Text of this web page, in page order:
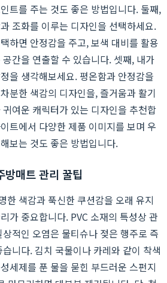
트를 주는 것도 좋은 방법입니다. 둘째,
조화를 이루는 디자인을 선택하세요.
하면 안정감을 주고, 보색 대비를 활용
간을 연출할 수 있습니다. 셋째, 내가
을 생각해보세요. 평온함과 안정감을
분한 색감의 디자인을, 즐거움과 활기
여운 캐릭터가 있는 디자인을 추천합
트에서 다양한 제품 이미지를 보며 우
보는 것도 좋은 방법입니다.
매트 관리 꿀팁
한 색감과 푹신한 쿠션감을 오래 유지
가 중요합니다. PVC 소재의 특성상 관
적인 오염은 물티슈나 젖은 행주로 즉
니다. 김치 국물이나 카레와 같이 착색
세제를 푼 물을 묻힌 부드러운 스펀지